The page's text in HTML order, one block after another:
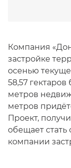
Компания
застройке
осенью
58,57
метров
метров
Проект,
обещает
компании